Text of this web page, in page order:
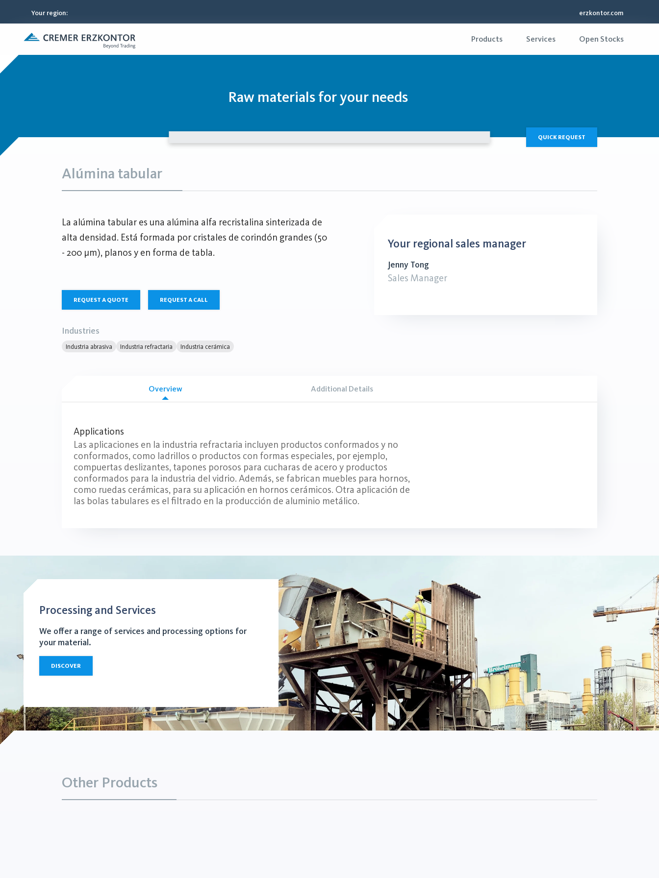
Your region: erzkontor.com
Products Services Open Stocks
Raw materials for your needs
QUICK REQUEST
Alúmina tabular
La alúmina tabular es una alúmina alfa recristalina sinterizada de
alta densidad. Está formada por cristales de corindón grandes (50
- 200 µm), planos y en forma de tabla.
REQUEST A QUOTE REQUEST A CALL
Industries
Industria abrasiva Industria refractaria Industria cerámica
Your regional sales manager
Jenny Tong
Sales Manager
Overview Additional Details
Applications
Las aplicaciones en la industria refractaria incluyen productos conformados y no
conformados, como ladrillos o productos con formas especiales, por ejemplo,
compuertas deslizantes, tapones porosos para cucharas de acero y productos
conformados para la industria del vidrio. Además, se fabrican muebles para hornos,
como ruedas cerámicas, para su aplicación en hornos cerámicos. Otra aplicación de
las bolas tabulares es el filtrado en la producción de aluminio metálico.
Processing and Services
We offer a range of services and processing options for
your material.
DISCOVER
Other Products